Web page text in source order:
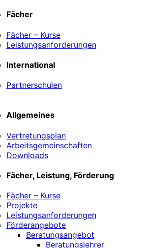
Fächer
Fächer – Kurse
Leistungsanforderungen
International
Partnerschulen
Allgemeines
Vertretungsplan
Arbeitsgemeinschaften
Downloads
Fächer, Leistung, Förderung
Fächer – Kurse
Projekte
Leistungsanforderungen
Förderangebote
Beratungsangebot
Beratungslehrer